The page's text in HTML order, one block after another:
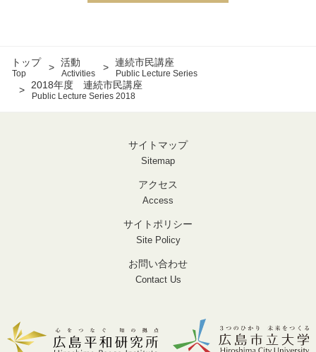
トップ
Top
活動
Activities
連続市民講座
Public Lecture Series
2018年度 連続市民講座
Public Lecture Series 2018
サイトマップ
Sitemap
アクセス
Access
サイトポリシー
Site Policy
お問い合わせ
Contact Us